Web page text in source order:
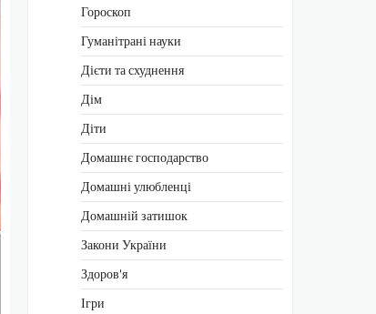
Гороскоп
Гуманітрані науки
Дієти та схуднення
Дім
Діти
Домашнє господарство
Домашні улюбленці
Домашній затишок
Закони України
Здоров'я
Ігри